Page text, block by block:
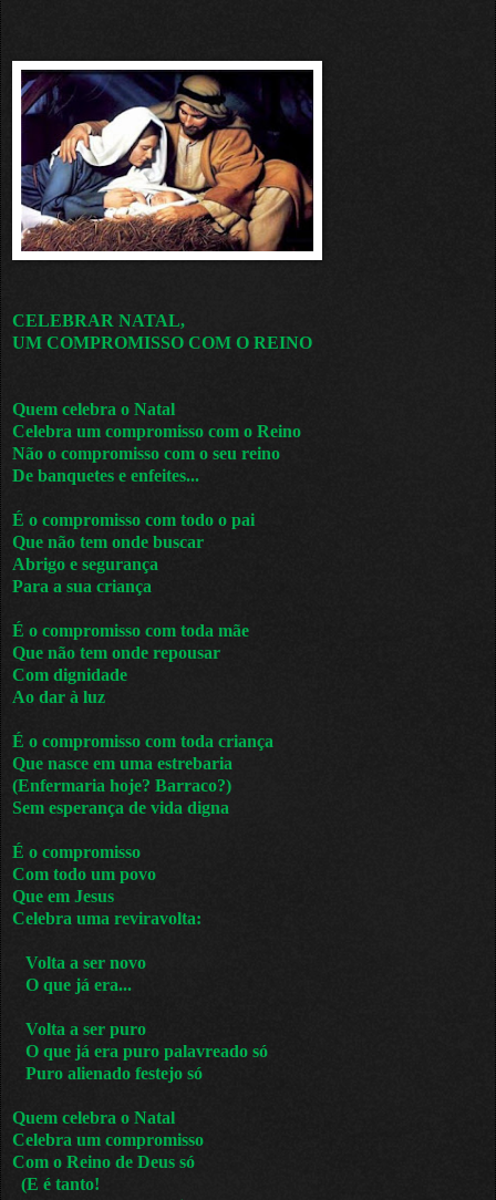
CELEBRAR NATAL,
UM COMPROMISSO COM O REINO
Quem celebra o Natal
Celebra um compromisso com o Reino
Não o compromisso com o seu reino
De banquetes e enfeites...
É o compromisso com todo o pai
Que não tem onde buscar
Abrigo e segurança
Para a sua criança
É o compromisso com toda mãe
Que não tem onde repousar
Com dignidade
Ao dar à luz
É o compromisso com toda criança
Que nasce em uma estrebaria
(Enfermaria hoje? Barraco?)
Sem esperança de vida digna
É o compromisso
Com todo um povo
Que em Jesus
Celebra uma reviravolta:
Volta a ser novo
O que já era...
Volta a ser puro
O que já era puro palavreado só
Puro alienado festejo só
Quem celebra o Natal
Celebra um compromisso
Com o Reino de Deus só
(E é tanto!